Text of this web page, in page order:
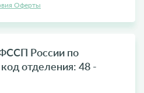
Оферты
России по
отделения: 48 -